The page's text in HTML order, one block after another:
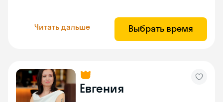
Читать дальше Выбрать время
Евгения